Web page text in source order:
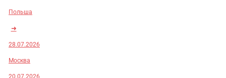
Польша
➜
28.07.2026
Москва
20.07.2026